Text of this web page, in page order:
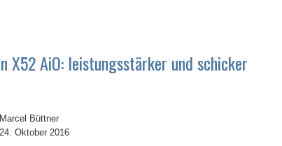
X52 AiO: leistungsstärker und schicker
Marcel Büttner
Oktober 2016